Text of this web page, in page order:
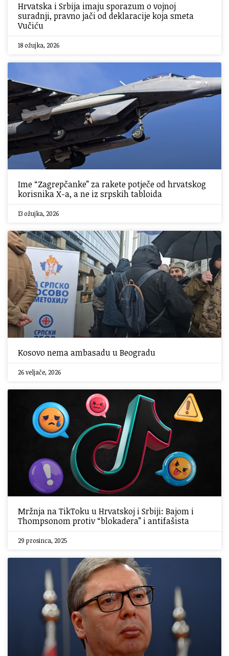
Hrvatska i Srbija imaju sporazum o vojnoj
suradnji, pravno jači od deklaracije koja smeta
Vučiću
18 ožujka, 2026
Ime “Zagrepčanke” za rakete potječe od hrvatskog
korisnika X-a, a ne iz srpskih tabloida
13 ožujka, 2026
Kosovo nema ambasadu u Beogradu
26 veljače, 2026
Mržnja na TikToku u Hrvatskoj i Srbiji: Bajom i
Thompsonom protiv “blokadera” i antifašista
29 prosinca, 2025